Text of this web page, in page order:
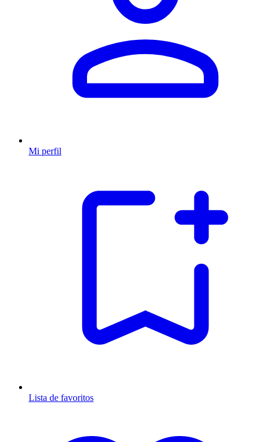
Mi perfil
Lista de favoritos